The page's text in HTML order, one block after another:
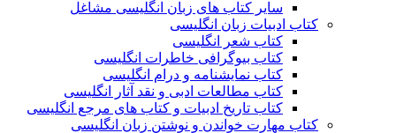
سایر کتاب های زبان انگلیسی مشاغل
کتاب ادبیات زبان انگلیسی
کتاب شعر انگلیسی
کتاب بیوگرافی خاطرات انگلیسی
کتاب نمایشنامه و درام انگلیسی
کتاب مطالعات ادبی و نقد آثار انگلیسی
کتاب تاریخ ادبیات و کتاب های مرجع انگلیسی
کتاب مهارت خواندن و نوشتن زبان انگلیسی